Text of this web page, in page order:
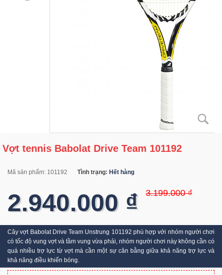
Vợt tennis Babolat Drive Team 101192
Mã sản phẩm: 101192 Tình trạng: Hết hàng
3.199.000 ₫
2.940.000 ₫
Cây vợt Babolat Drive Team Unstrung 101192 phù hợp với nhóm người chơi
có tốc độ vung vợt và tầm vung vừa phải, nhóm người chơi này không cần có
quá nhiều trợ lực từ vợt mà cần một sự cân bằng giữa khả năng trợ lực và
khả năng điều khiển bóng.